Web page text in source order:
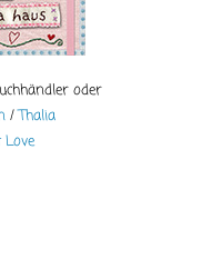
oder
/Thalia